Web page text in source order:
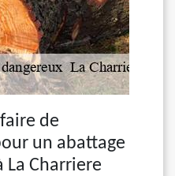
de
un abattage
La Charriere